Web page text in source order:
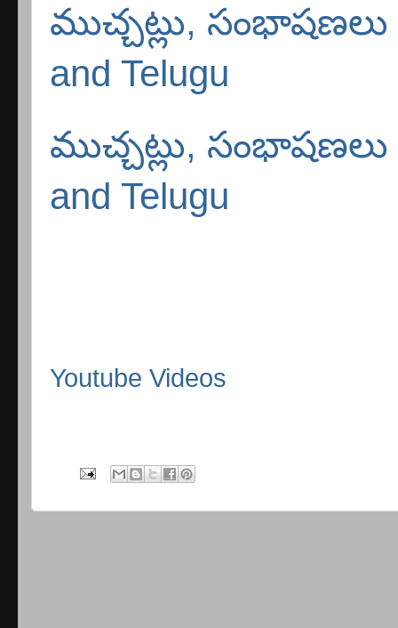
ముచ్చట్లు, సంభాషణలు
and Telugu
ముచ్చట్లు, సంభాషణలు
and Telugu
Youtube Videos